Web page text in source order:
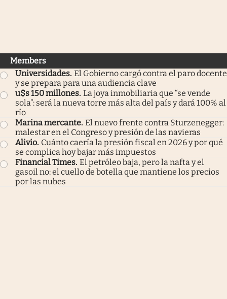
Members
Universidades. El Gobierno cargó contra el paro docente
y se prepara para una audiencia clave
u$s 150 millones. La joya inmobiliaria que “se vende
sola”: será la nueva torre más alta del país y dará 100% al
río
Marina mercante. El nuevo frente contra Sturzenegger:
malestar en el Congreso y presión de las navieras
Alivio. Cuánto caería la presión fiscal en 2026 y por qué
se complica hoy bajar más impuestos
Financial Times. El petróleo baja, pero la nafta y el
gasoil no: el cuello de botella que mantiene los precios
por las nubes